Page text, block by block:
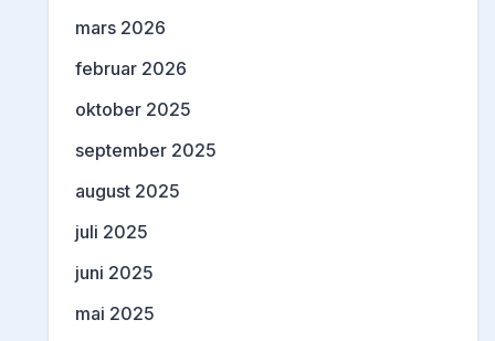
mars 2026
februar 2026
oktober 2025
september 2025
august 2025
juli 2025
juni 2025
mai 2025